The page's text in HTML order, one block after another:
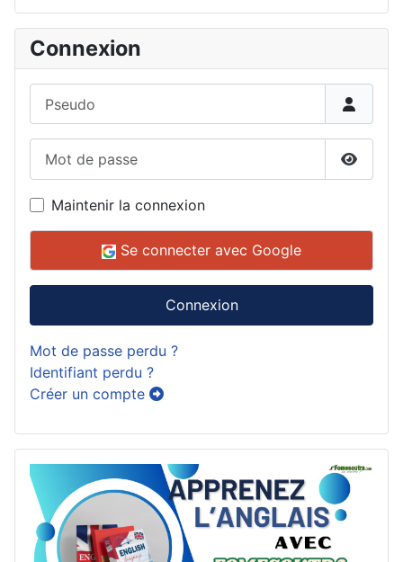
Connexion
Maintenir la connexion
Se connecter avec Google
Connexion
Mot de passe perdu ?
Identifiant perdu ?
Créer un compte